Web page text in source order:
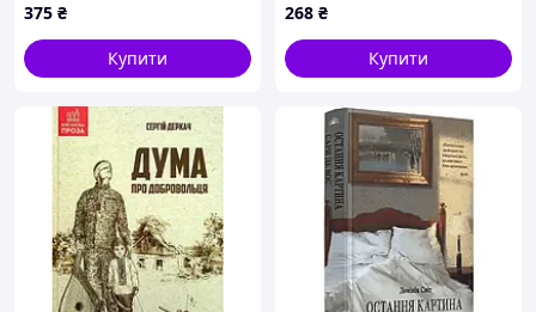
375 ₴
Купити
268 ₴
Купити